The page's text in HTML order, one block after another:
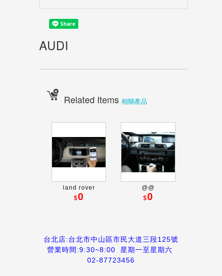
AUDI
Related Items 相關產品
land rover
$0
@@
$0
台北店:台北市中山區市民大道三段125號
營業時間:9:30~8:00 星期一至星期六
02-87723456